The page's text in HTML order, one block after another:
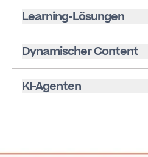
Learning-Lösungen
Dynamischer Content
KI-Agenten